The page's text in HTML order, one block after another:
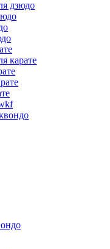
дзюдо
карате